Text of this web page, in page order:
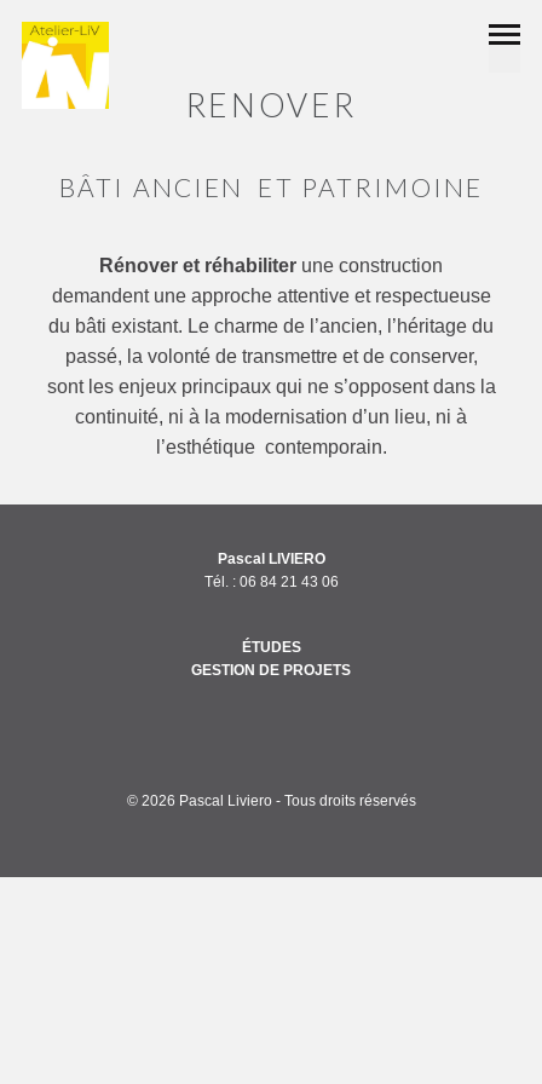
RENOVER
BÂTI ANCIEN ET PATRIMOINE
Rénover et réhabiliter une construction
demandent une approche attentive et respectueuse
du bâti existant. Le charme de l’ancien, l’héritage du
passé, la volonté de transmettre et de conserver,
sont les enjeux principaux qui ne s’opposent dans la
continuité, ni à la modernisation d’un lieu, ni à
l’esthétique contemporain.
Pascal LIVIERO
Tél. : 06 84 21 43 06
ÉTUDES
GESTION DE PROJETS
© 2026 Pascal Liviero - Tous droits réservés